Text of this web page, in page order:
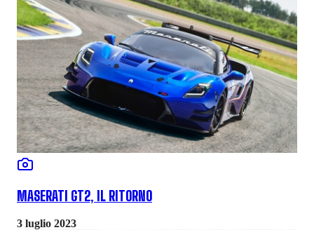
MASERATI GT2, IL RITORNO
3 luglio 2023